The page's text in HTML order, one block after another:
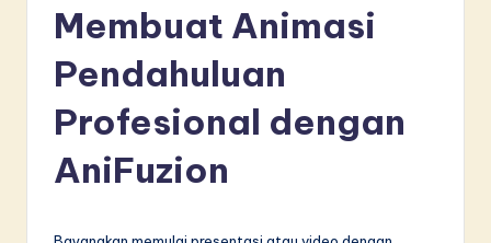
AMembuat Animasi
Pendahuluan
Profesional dengan
AniFuzion